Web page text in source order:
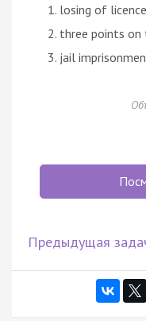
losing of
three points on
jail
Предыдущая